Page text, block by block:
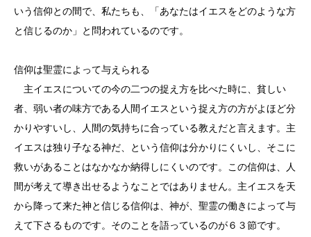
いう信仰との間で、私たちも、「あなたはイエスをどのような方
と信じるのか」と問われているのです。
信仰は聖霊によって与えられる
主イエスについての今の二つの捉え方を比べた時に、貧しい
者、弱い者の味方である人間イエスという捉え方の方がよほど分
かりやすいし、人間の気持ちに合っている教えだと言えます。主
イエスは独り子なる神だ、という信仰は分かりにくいし、そこに
救いがあることはなかなか納得しにくいのです。この信仰は、人
間が考えて導き出せるようなことではありません。主イエスを天
から降って来た神と信じる信仰は、神が、聖霊の働きによって与
えて下さるものです。そのことを語っているのが６３節です。